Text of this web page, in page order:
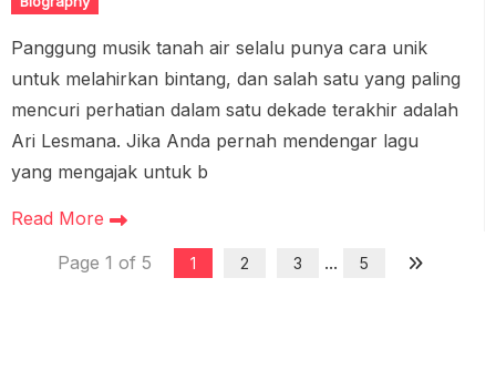
Panggung musik tanah air selalu punya cara unik
untuk melahirkan bintang, dan salah satu yang paling
mencuri perhatian dalam satu dekade terakhir adalah
Ari Lesmana. Jika Anda pernah mendengar lagu
yang mengajak untuk b
Read More
Page 1 of 5
1 2 3 ... 5